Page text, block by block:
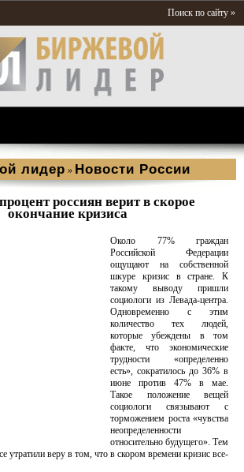
Поиск по сайту »
лидер » Новости России
россиян верит в скорое
окончание кризиса
Около 77% граждан
Российской Федерации
ощущают на собственной
шкуре кризис в стране. К
такому выводу пришли
социологи из Левада-центра.
Одновременно с этим
количество тех людей,
которые убеждены в том
факте, что экономические
трудности «определенно
есть», сократилось до 36% в
июне против 47% в мае.
Такое положение вещей
социологи связывают с
торможением роста «чувства
неопределенности
относительно будущего». Тем
утратили веру в том, что в скором времени кризис все-